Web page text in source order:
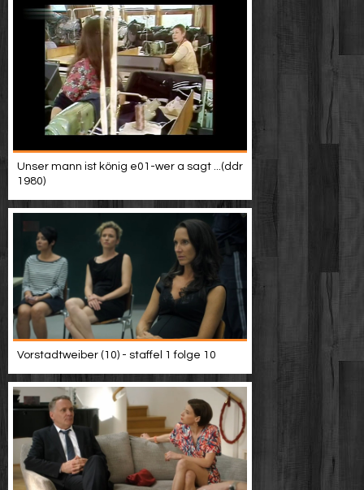
Unser mann ist könig e01-wer a sagt ...(ddr
1980)
Vorstadtweiber (10) - staffel 1 folge 10